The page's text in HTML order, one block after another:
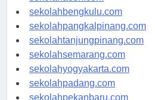
sekolahaceh.com
sekolahbengkulu.com
sekolahpangkalpinang.com
sekolahtanjungpinang.com
sekolahsemarang.com
sekolahyogyakarta.com
sekolahpadang.com